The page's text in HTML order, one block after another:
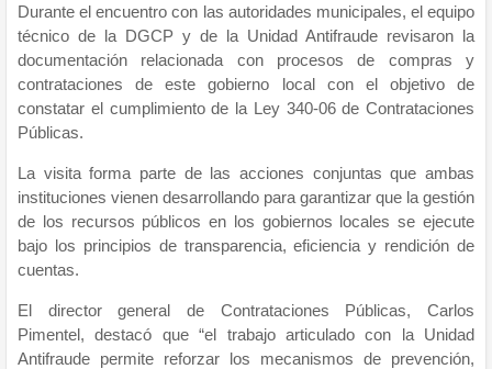
Durante el encuentro con las autoridades municipales, el equipo
técnico de la DGCP y de la Unidad Antifraude revisaron la
documentación relacionada con procesos de compras y
contrataciones de este gobierno local con el objetivo de
constatar el cumplimiento de la Ley 340-06 de Contrataciones
Públicas.
La visita forma parte de las acciones conjuntas que ambas
instituciones vienen desarrollando para garantizar que la gestión
de los recursos públicos en los gobiernos locales se ejecute
bajo los principios de transparencia, eficiencia y rendición de
cuentas.
El director general de Contrataciones Públicas, Carlos
Pimentel, destacó que “el trabajo articulado con la Unidad
Antifraude permite reforzar los mecanismos de prevención,